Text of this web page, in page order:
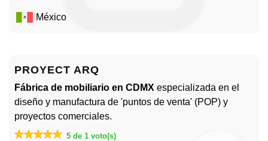
México
PROYECT ARQ
Fábrica de mobiliario en CDMX especializada en el
diseño y manufactura de 'puntos de venta' (POP) y
proyectos comerciales.
5 de 1 voto(s)